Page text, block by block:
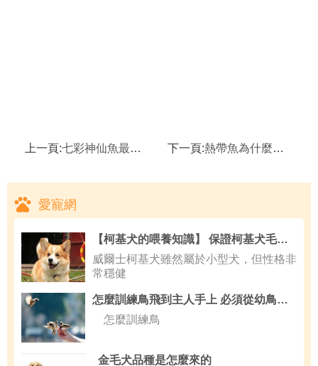
上一頁:七彩神仙魚最低溫度,判斷七彩神仙魚健康的七個要點 下一頁:熱帶魚為什麼沉底,怎麼治熱帶魚的腐鳍病
愛寵網
【柯基犬的喂養知識】 保證柯基犬毛發健康的日常護理
威爾士柯基犬雖然屬於小型犬，但性格非
常穩健
怎麼訓練鳥飛到主人手上 必須從幼鳥開始練習
怎麼訓練鳥
金毛犬品種是怎麼來的